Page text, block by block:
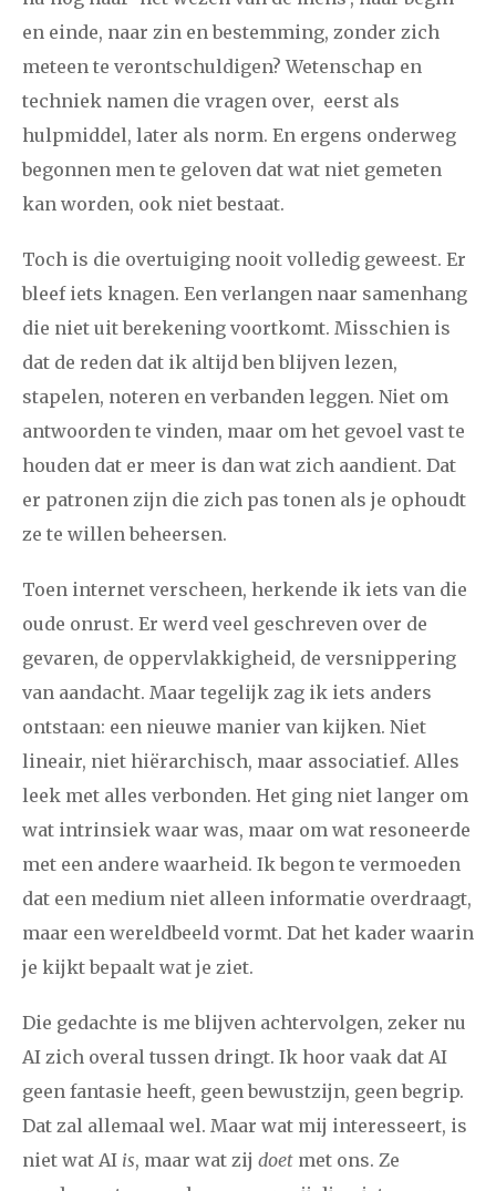
december
2012
januari februari maart april mei juni juli
augustus november
december
januari februari maart april mei juni juli
augustus oktober
december
2010
januari februari juli
augustus september oktober november
december
februari mei juli augustus
september oktober november december
2008
januari februari maart april mei juni juli
november
december
2007
januari maart april
augustus september oktober november
2006
april mei juni juli augustus september oktober
november december
en einde, naar zin en bestemming, zonder zich
meteen te verontschuldigen? Wetenschap en
techniek namen die vragen over, eerst als
hulpmiddel, later als norm. En ergens onderweg
begonnen men te geloven dat wat niet gemeten
kan worden, ook niet bestaat.
Toch is die overtuiging nooit volledig geweest. Er
bleef iets knagen. Een verlangen naar samenhang
die niet uit berekening voortkomt. Misschien is
dat de reden dat ik altijd ben blijven lezen,
stapelen, noteren en verbanden leggen. Niet om
antwoorden te vinden, maar om het gevoel vast te
houden dat er meer is dan wat zich aandient. Dat
er patronen zijn die zich pas tonen als je ophoudt
ze te willen beheersen.
Toen internet verscheen, herkende ik iets van die
oude onrust. Er werd veel geschreven over de
gevaren, de oppervlakkigheid, de versnippering
van aandacht. Maar tegelijk zag ik iets anders
ontstaan: een nieuwe manier van kijken. Niet
lineair, niet hiërarchisch, maar associatief. Alles
leek met alles verbonden. Het ging niet langer om
wat intrinsiek waar was, maar om wat resoneerde
met een andere waarheid. Ik begon te vermoeden
dat een medium niet alleen informatie overdraagt,
maar een wereldbeeld vormt. Dat het kader waarin
je kijkt bepaalt wat je ziet.
Die gedachte is me blijven achtervolgen, zeker nu
AI zich overal tussen dringt. Ik hoor vaak dat AI
geen fantasie heeft, geen bewustzijn, geen begrip.
Dat zal allemaal wel. Maar wat mij interesseert, is
niet wat AI is, maar wat zij doet met ons. Ze